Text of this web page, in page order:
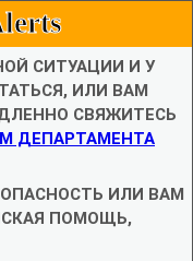
СИТУАЦИИ И У
ИЛИ ВАМ
СВЯЖИТЕСЬ
ДЕПАРТАМЕНТА
ИЛИ ВАМ
ПОМОЩЬ,